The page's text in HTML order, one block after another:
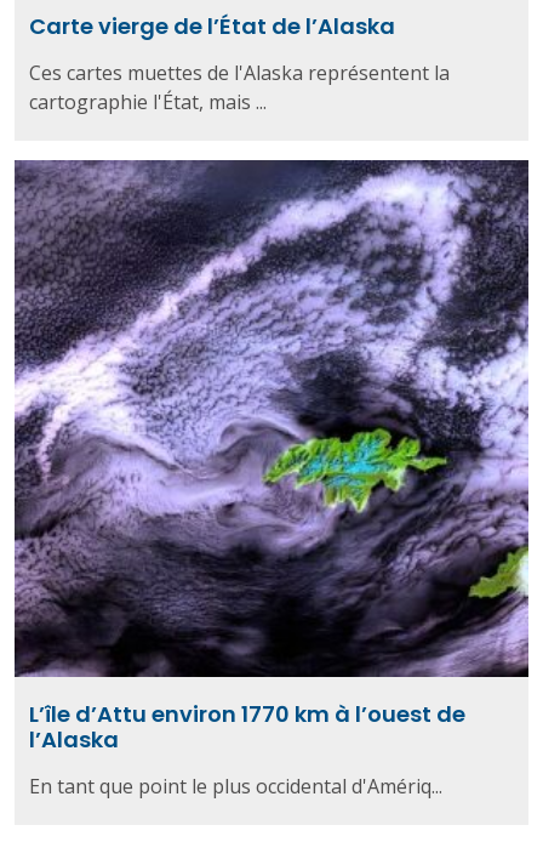
Carte vierge de l’État de l’Alaska
Ces cartes muettes de l'Alaska représentent la
cartographie l'État, mais ...
L’île d’Attu environ 1770 km à l’ouest de
l’Alaska
En tant que point le plus occidental d'Amériq...